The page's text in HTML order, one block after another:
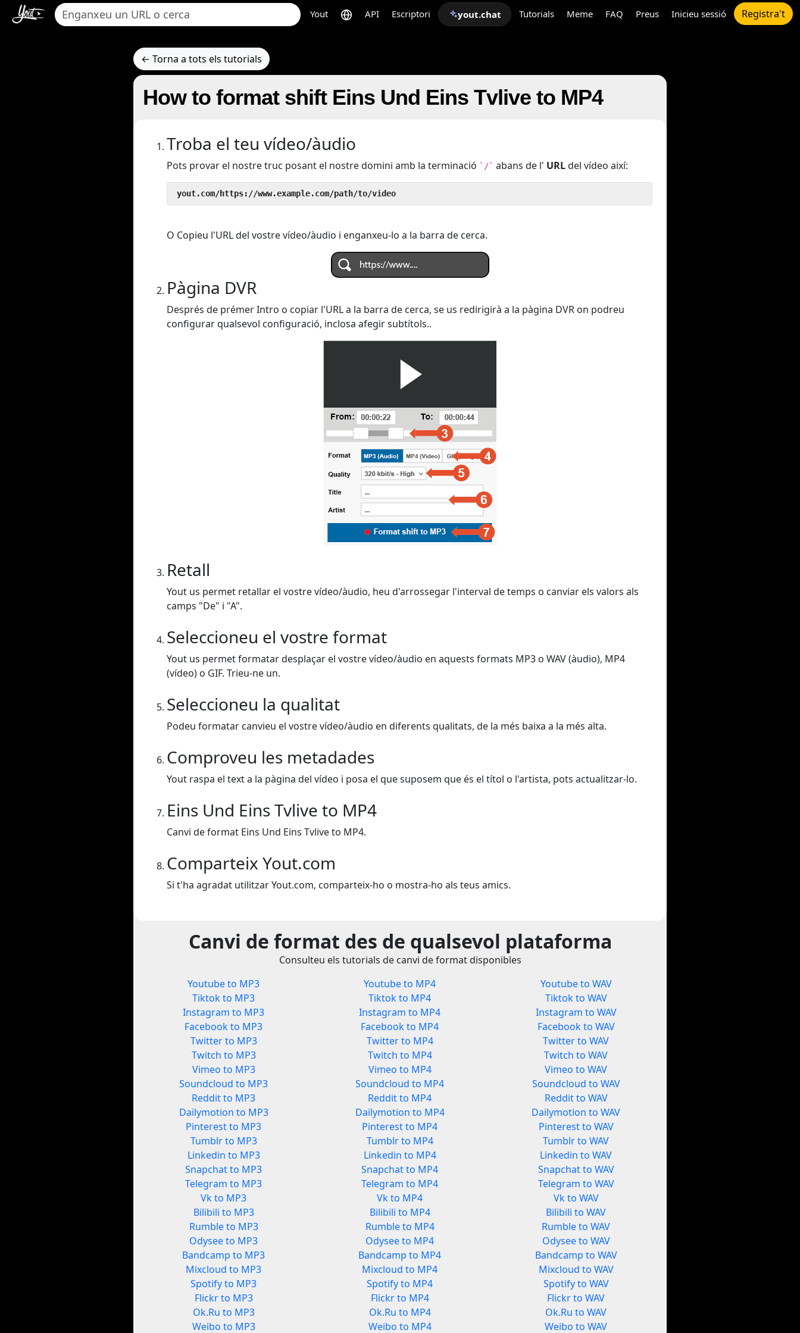
Yout API Escriptori yout.chat Tutorials Meme FAQ Preus Inicieu sessió Registra't
← Torna a tots els tutorials
How to format shift Eins Und Eins Tvlive to MP4
Troba el teu vídeo/àudio
Pots provar el nostre truc posant el nostre domini amb la terminació `/` abans de l' URLdel vídeo així:
yout.com/https://www.example.com/path/to/video
O Copieu l'URL del vostre vídeo/àudio i enganxeu-lo a la barra de cerca.
Pàgina DVR
Després de prémer Intro o copiar l'URL a la barra de cerca, se us redirigirà a la pàgina DVR on podreu
configurar qualsevol configuració, inclosa afegir subtítols..
Retall
Yout us permet retallar el vostre vídeo/àudio, heu d'arrossegar l'interval de temps o canviar els valors als
camps "De" i "A".
Seleccioneu el vostre format
Yout us permet formatar desplaçar el vostre vídeo/àudio en aquests formats MP3 o WAV (àudio), MP4
(vídeo) o GIF. Trieu-ne un.
Seleccioneu la qualitat
Podeu formatar canvieu el vostre vídeo/àudio en diferents qualitats, de la més baixa a la més alta.
Comproveu les metadades
Yout raspa el text a la pàgina del vídeo i posa el que suposem que és el títol o l'artista, pots actualitzar-lo.
Eins Und Eins Tvlive to MP4
Canvi de format Eins Und Eins Tvlive to MP4.
Comparteix Yout.com
Si t'ha agradat utilitzar Yout.com, comparteix-ho o mostra-ho als teus amics.
Canvi de format des de qualsevol plataforma
Consulteu els tutorials de canvi de format disponibles
Youtube to MP3
Tiktok to MP3
Instagram to MP3
Facebook to MP3
Twitter to MP3
Twitch to MP3
Vimeo to MP3
Soundcloud to MP3
Reddit to MP3
Dailymotion to MP3
Pinterest to MP3
Tumblr to MP3
Linkedin to MP3
Snapchat to MP3
Telegram to MP3
Vk to MP3
Bilibili to MP3
Rumble to MP3
Odysee to MP3
Bandcamp to MP3
Mixcloud to MP3
Spotify to MP3
Flickr to MP3
Ok.Ru to MP3
Weibo to MP3
Youtube to MP4
Tiktok to MP4
Instagram to MP4
Facebook to MP4
Twitter to MP4
Twitch to MP4
Vimeo to MP4
Soundcloud to MP4
Reddit to MP4
Dailymotion to MP4
Pinterest to MP4
Tumblr to MP4
Linkedin to MP4
Snapchat to MP4
Telegram to MP4
Vk to MP4
Bilibili to MP4
Rumble to MP4
Odysee to MP4
Bandcamp to MP4
Mixcloud to MP4
Spotify to MP4
Flickr to MP4
Ok.Ru to MP4
Weibo to MP4
Youtube to WAV
Tiktok to WAV
Instagram to WAV
Facebook to WAV
Twitter to WAV
Twitch to WAV
Vimeo to WAV
Soundcloud to WAV
Reddit to WAV
Dailymotion to WAV
Pinterest to WAV
Tumblr to WAV
Linkedin to WAV
Snapchat to WAV
Telegram to WAV
Vk to WAV
Bilibili to WAV
Rumble to WAV
Odysee to WAV
Bandcamp to WAV
Mixcloud to WAV
Spotify to WAV
Flickr to WAV
Ok.Ru to WAV
Weibo to WAV